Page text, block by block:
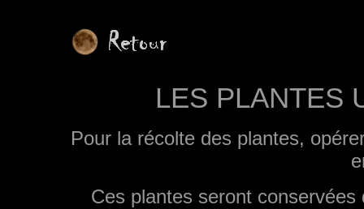
LES PLANTES
Pour la récolte des plantes,
Ces plantes seront